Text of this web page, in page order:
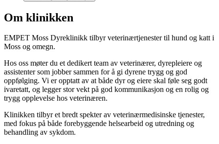
Om klinikken
EMPET Moss Dyreklinikk tilbyr veterinærtjenester til hund og katt i
Moss og omegn.
Hos oss møter du et dedikert team av veterinærer, dyrepleiere og
assistenter som jobber sammen for å gi dyrene trygg og god
oppfølging. Vi er opptatt av at både dyr og eiere skal føle seg godt
ivaretatt, og legger stor vekt på god kommunikasjon og en rolig og
trygg opplevelse hos veterinæren.
Klinikken tilbyr et bredt spekter av veterinærmedisinske tjenester,
med fokus på både forebyggende helsearbeid og utredning og
behandling av sykdom.